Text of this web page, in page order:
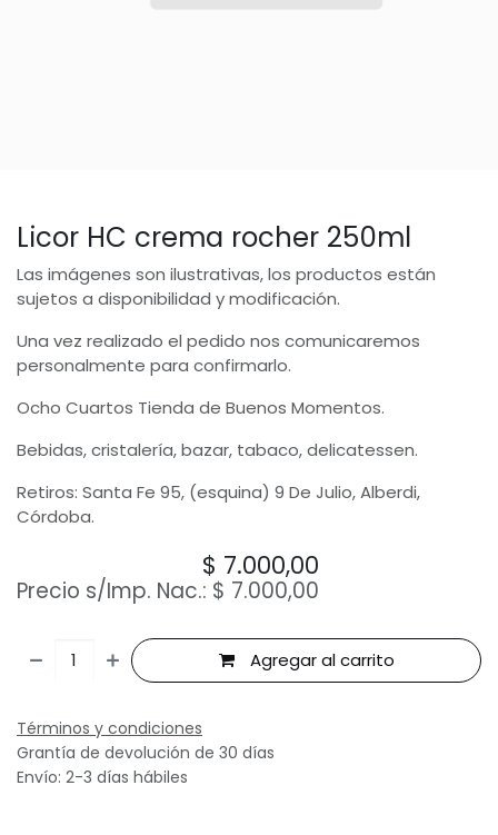
Licor HC crema rocher 250ml
Las imágenes son ilustrativas, los productos están
sujetos a disponibilidad y modificación.
Una vez realizado el pedido nos comunicaremos
personalmente para confirmarlo.
Ocho Cuartos Tienda de Buenos Momentos.
Bebidas, cristalería, bazar, tabaco, delicatessen.
Retiros: Santa Fe 95, (esquina) 9 De Julio, Alberdi,
Córdoba.
$ 7.000,00
Precio s/Imp. Nac.: $ 7.000,00
Agregar al carrito
Términos y condiciones
Grantía de devolución de 30 días
Envío: 2-3 días hábiles